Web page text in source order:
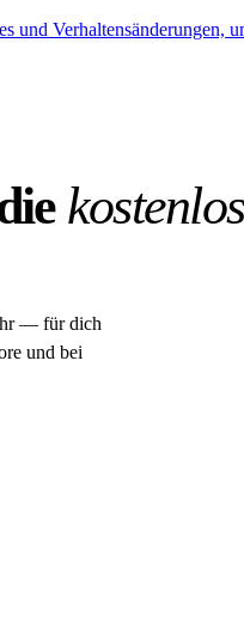
und
kostenlos
— für dich
und bei